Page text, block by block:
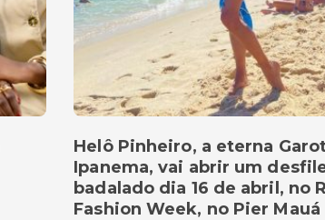
Helô Pinheiro, a eterna
Ipanema, vai abrir um
badalado dia 16 de abril, no
Fashion Week, no Pier Mauá